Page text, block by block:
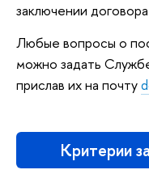
заключении
Любые вопросы о
можно задать
прислав их на почту
Критерии